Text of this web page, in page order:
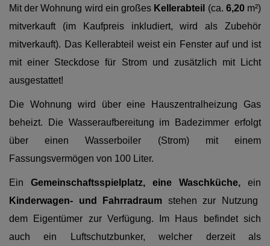
Mit der Wohnung wird ein großes Kellerabteil (ca. 6,20m²)
mitverkauft (im Kaufpreis inkludiert, wird als Zubehör
mitverkauft). Das Kellerabteil weist ein Fenster auf und ist
mit einer Steckdose für Strom und zusätzlich mit Licht
ausgestattet!
Die Wohnung wird über eine Hauszentralheizung Gas
beheizt. Die Wasseraufbereitung im Badezimmer erfolgt
über einen Wasserboiler (Strom) mit einem
Fassungsvermögen von 100 Liter.
Ein Gemeinschaftsspielplatz, eine Waschküche, ein
Kinderwagen- und Fahrradraum stehen zur Nutzung
dem Eigentümer zur Verfügung. Im Haus befindet sich
auch ein Luftschutzbunker, welcher derzeit als